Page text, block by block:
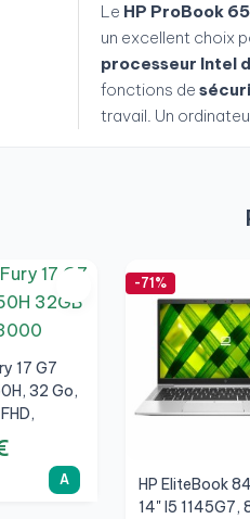
Le HP ProBook
un excellent choix
processeur Intel
fonctions de
travail. Un
17 G7
32 Go,
RTX
Go, A
A
-71%
HP EliteBook
14" I5 1145G7,